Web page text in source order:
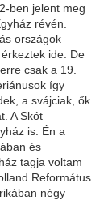
ben jelent meg
révén.
országok
ide. De
csak a 19.
így
a svájciak, ők
A Skót
is. Én a
és
tagja voltam
Református
négy